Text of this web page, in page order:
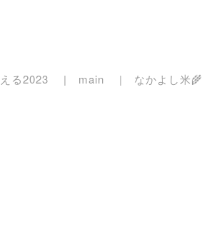
る2023 main なかよし米🌾